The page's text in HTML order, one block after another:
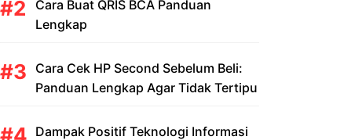
Cara Buat QRIS BCA Panduan
Lengkap
Cara Cek HP Second Sebelum Beli:
Panduan Lengkap Agar Tidak Tertipu
Dampak Positif Teknologi Informasi